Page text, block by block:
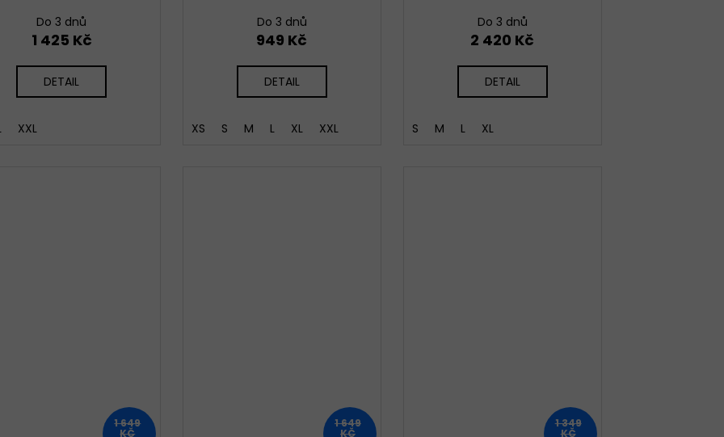
Do 3 dnů
1 425 Kč
DETAIL
XXL
Do 3 dnů
949 Kč
DETAIL
XS S M L XL XXL
Do 3 dnů
2 420 Kč
DETAIL
S M L XL
1 649
KČ
1 649
KČ
1 349
KČ